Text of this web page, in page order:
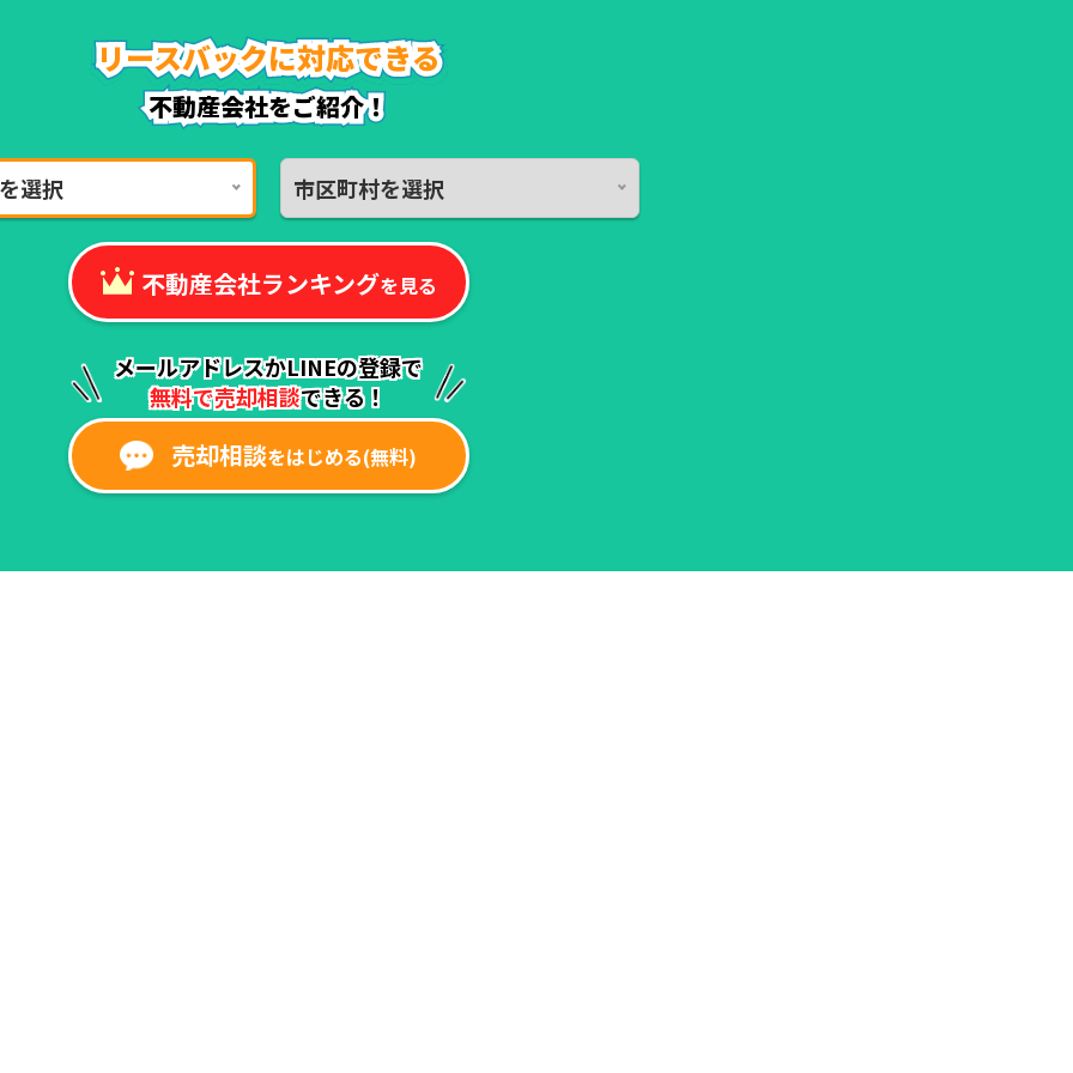
リースバックに対応できる
リースバックに対応できる
リースバックに対応できる
不動産会社をご紹介！
リースバックに対応できる
リースバックに対応できる
リースバックに対応できる
不動産会社をご紹介！
選択 市区町村を選択
不動産会社ランキングを見る
メールアドレスかLINEの登録で
無料で売却相談できる！
売却相談をはじめる(無料)